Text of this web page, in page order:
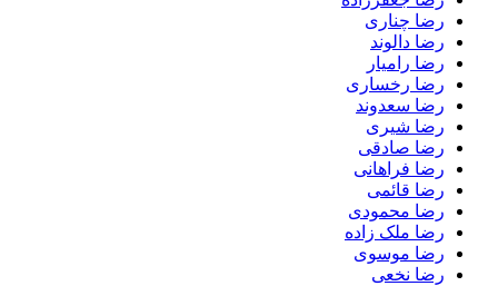
رضا چناری
رضا دالوند
رضا رامیار
رضا رخساری
رضا سعدوند
رضا شیری
رضا صادقی
رضا فراهانی
رضا قائمی
رضا محمودی
رضا ملک زاده
رضا موسوی
رضا نخعی